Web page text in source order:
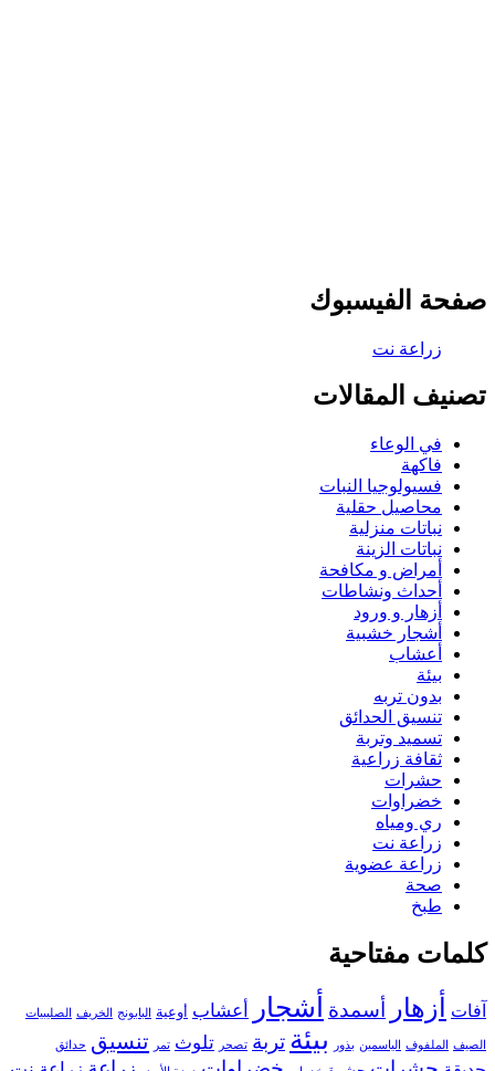
صفحة الفيسبوك
تصنيف المقالات
في الوعاء
فاكهة
فسيولوجيا النبات
محاصيل حقلية
نباتات منزلية
نباتات الزينة
أمراض و مكافحة
أحداث ونشاطات
أزهار و ورود
أشجار خشبية
أعشاب
بيئة
بدون تربه
تنسيق الحدائق
تسميد وتربة
ثقافة زراعية
حشرات
خضراوات
ري ومياه
زراعة نت
زراعة عضوية
صحة
طبخ
كلمات مفتاحية
آفات أزهار أسمدة أشجار أعشاب أوعية البابونج الخريف الصليبيات
الصيف الملفوف الياسمين بذور بيئة تربة تصحر تلوث تمر تنسيق حدائق